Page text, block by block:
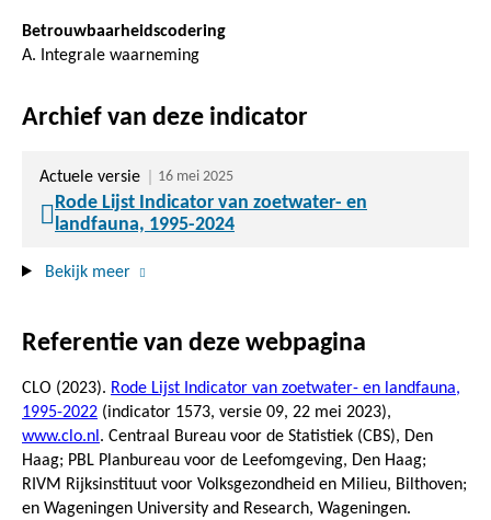
Betrouwbaarheidscodering
A. Integrale waarneming
Archief van deze indicator
Actuele versie 16 mei 2025
Rode Lijst Indicator van zoetwater- en
landfauna, 1995-2024
Bekijk meer
Referentie van deze webpagina
CLO (2023). Rode Lijst Indicator van zoetwater- en landfauna,
1995-2022 (indicator 1573, versie 09, 22 mei 2023),
www.clo.nl . Centraal Bureau voor de Statistiek (CBS), Den
Haag; PBL Planbureau voor de Leefomgeving, Den Haag;
RIVM Rijksinstituut voor Volksgezondheid en Milieu, Bilthoven;
en Wageningen University and Research, Wageningen.